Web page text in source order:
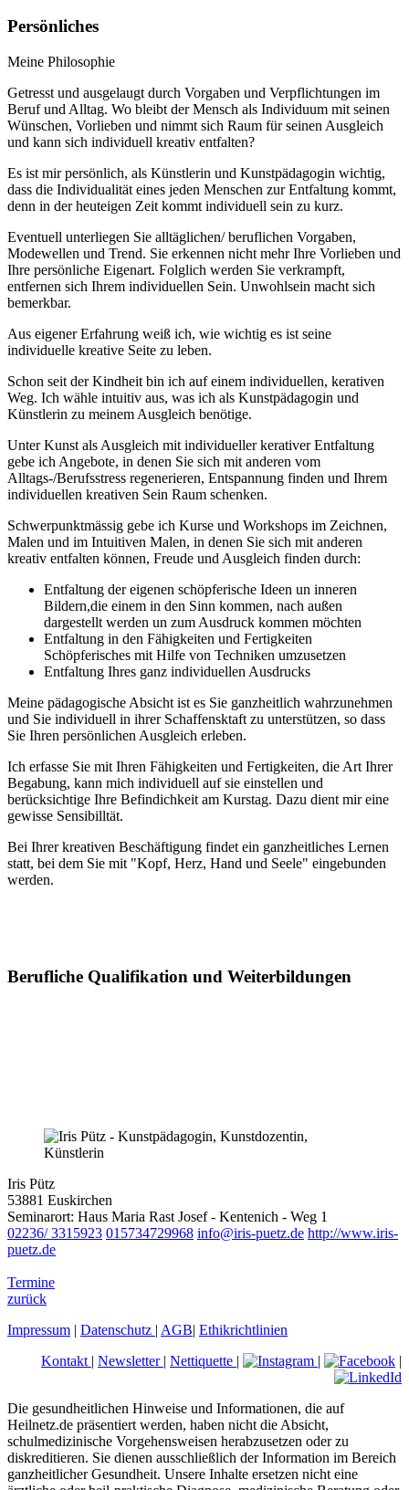
Persönliches
Meine Philosophie
Getresst und ausgelaugt durch Vorgaben und Verpflichtungen im
Beruf und Alltag. Wo bleibt der Mensch als Individuum mit seinen
Wünschen, Vorlieben und nimmt sich Raum für seinen Ausgleich
und kann sich individuell kreativ entfalten?
Es ist mir persönlich, als Künstlerin und Kunstpädagogin wichtig,
dass die Individualität eines jeden Menschen zur Entfaltung kommt,
denn in der heuteigen Zeit kommt individuell sein zu kurz.
Eventuell unterliegen Sie alltäglichen/ beruflichen Vorgaben,
Modewellen und Trend. Sie erkennen nicht mehr Ihre Vorlieben und
Ihre persönliche Eigenart. Folglich werden Sie verkrampft,
entfernen sich Ihrem individuellen Sein. Unwohlsein macht sich
bemerkbar.
Aus eigener Erfahrung weiß ich, wie wichtig es ist seine
individuelle kreative Seite zu leben.
Schon seit der Kindheit bin ich auf einem individuellen, kerativen
Weg. Ich wähle intuitiv aus, was ich als Kunstpädagogin und
Künstlerin zu meinem Ausgleich benötige.
Unter Kunst als Ausgleich mit individueller kerativer Entfaltung
gebe ich Angebote, in denen Sie sich mit anderen vom
Alltags-/Berufsstress regenerieren, Entspannung finden und Ihrem
individuellen kreativen Sein Raum schenken.
Schwerpunktmässig gebe ich Kurse und Workshops im Zeichnen,
Malen und im Intuitiven Malen, in denen Sie sich mit anderen
kreativ entfalten können, Freude und Ausgleich finden durch:
Entfaltung der eigenen schöpferische Ideen un inneren
Bildern,die einem in den Sinn kommen, nach außen
dargestellt werden un zum Ausdruck kommen möchten
Entfaltung in den Fähigkeiten und Fertigkeiten
Schöpferisches mit Hilfe von Techniken umzusetzen
Entfaltung Ihres ganz individuellen Ausdrucks
Meine pädagogische Absicht ist es Sie ganzheitlich wahrzunehmen
und Sie individuell in ihrer Schaffensktaft zu unterstützen, so dass
Sie Ihren persönlichen Ausgleich erleben.
Ich erfasse Sie mit Ihren Fähigkeiten und Fertigkeiten, die Art Ihrer
Begabung, kann mich individuell auf sie einstellen und
berücksichtige Ihre Befindichkeit am Kurstag. Dazu dient mir eine
gewisse Sensibilltät.
Bei Ihrer kreativen Beschäftigung findet ein ganzheitliches Lernen
statt, bei dem Sie mit "Kopf, Herz, Hand und Seele" eingebunden
werden.
Berufliche Qualifikation und Weiterbildungen
Iris Pütz
53881 Euskirchen
Seminarort: Haus Maria Rast Josef - Kentenich - Weg 1
02236/ 3315923 015734729968 info@iris-puetz.de http://www.iris-
puetz.de
Termine
zurück
Impressum | Datenschutz | AGB| Ethikrichtlinien
Kontakt | Newsletter | Nettiquette | | |
Die gesundheitlichen Hinweise und Informationen, die auf
Heilnetz.de präsentiert werden, haben nicht die Absicht,
schulmedizinische Vorgehensweisen herabzusetzen oder zu
diskreditieren. Sie dienen ausschließlich der Information im Bereich
ganzheitlicher Gesundheit. Unsere Inhalte ersetzen nicht eine